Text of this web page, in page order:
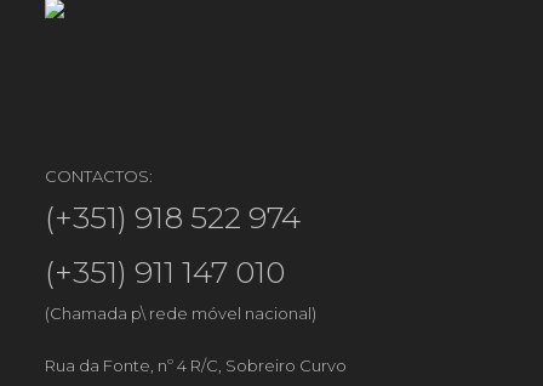
CONTACTOS:
(+351) 918 522 974
(+351) 911 147 010
(Chamada p\ rede móvel nacional)
Rua da Fonte, nº 4 R/C, Sobreiro Curvo